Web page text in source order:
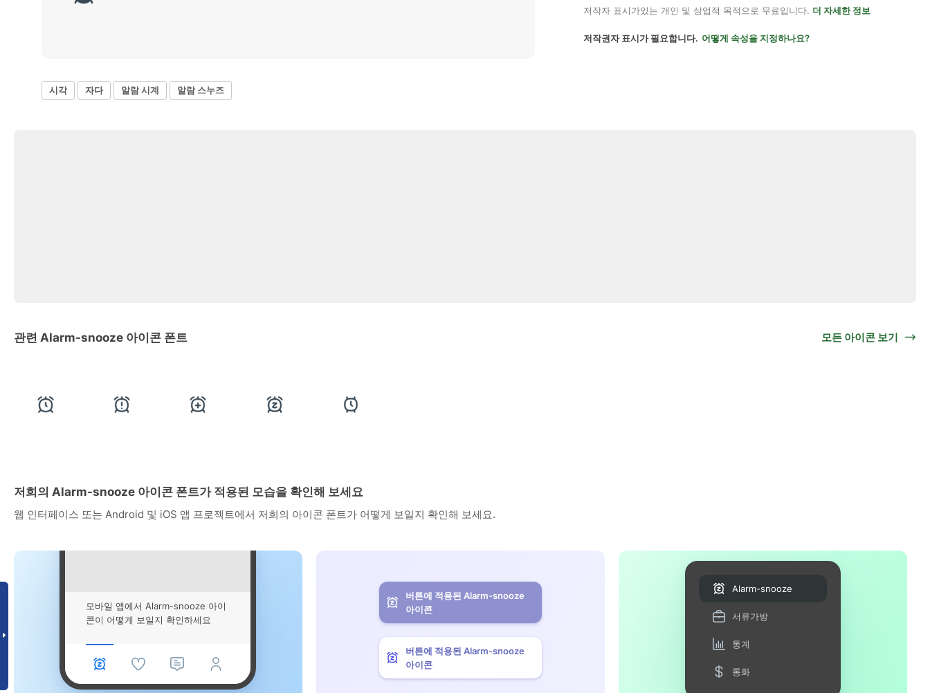
저작자 표시가있는 개인 및 상업적 목적으로 무료입니다. 더 자세한 정보
저작권자 표시가 필요합니다. 어떻게 속성을 지정하나요?
시각 자다 알람 시계 알람 스누즈
관련 Alarm-snooze 아이콘 폰트 모든 아이콘 보기
저희의 Alarm-snooze 아이콘 폰트가 적용된 모습을 확인해 보세요
웹 인터페이스 또는 Android 및 iOS 앱 프로젝트에서 저희의 아이콘 폰트가 어떻게 보일지 확인해 보세요.
모바일 앱에서 Alarm-snooze 아이
콘이 어떻게 보일지 확인하세요
버튼에 적용된 Alarm-snooze
아이콘
버튼에 적용된 Alarm-snooze
아이콘
Alarm-snooze
서류가방
통계
통화